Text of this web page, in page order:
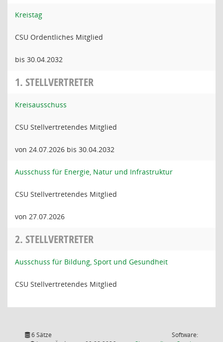
Kreistag
CSU Ordentliches Mitglied
bis 30.04.2032
1. STELLVERTRETER
Kreisausschuss
CSU Stellvertretendes Mitglied
von 24.07.2026 bis 30.04.2032
Ausschuss für Energie, Natur und Infrastruktur
CSU Stellvertretendes Mitglied
von 27.07.2026
2. STELLVERTRETER
Ausschuss für Bildung, Sport und Gesundheit
CSU Stellvertretendes Mitglied
6 Sätze
Software: